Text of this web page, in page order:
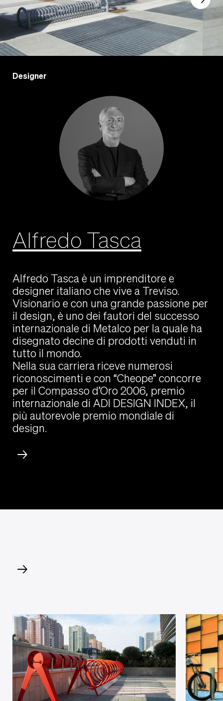
Designer
Alfredo Tasca
Alfredo Tasca è un imprenditore e
designer italiano che vive a Treviso.
Visionario e con una grande passione per
il design, è uno dei fautori del successo
internazionale di Metalco per la quale ha
disegnato decine di prodotti venduti in
tutto il mondo.
Nella sua carriera riceve numerosi
riconoscimenti e con “Cheope” concorre
per il Compasso d’Oro 2006, premio
internazionale di ADI DESIGN INDEX, il
più autorevole premio mondiale di
design.